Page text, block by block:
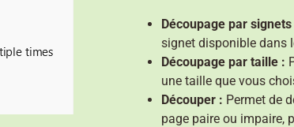
Découpage par signets
signet disponible dans
Découpage par taille :
une taille que vous
Découper : Permet de
page paire ou impaire,